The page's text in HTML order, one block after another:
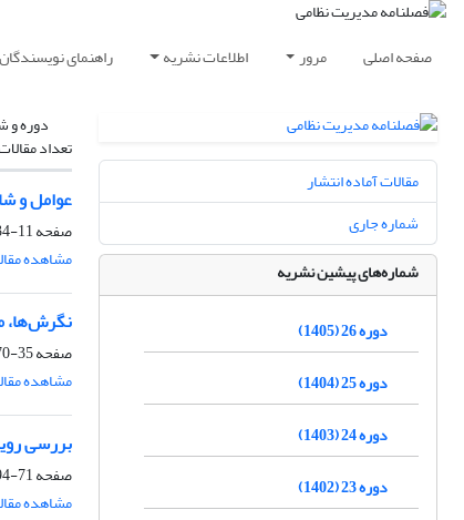
صفحه اصلی مرور اطلاعات نشریه راهنمای نویسندگان
دوره و
تعداد
عوامل و
صفحه11-34
مشاهده
نگرش‌ها،
صفحه35-70
مشاهده
بررسی
صفحه71-94
مشاهده
مقالات آماده انتشار
شماره جاری
شماره‌های پیشین نشریه
دوره 26 (1405)
دوره 25 (1404)
دوره 24 (1403)
دوره 23 (1402)